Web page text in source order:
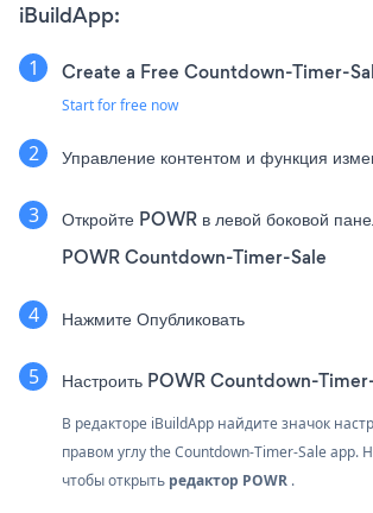
iBuildApp:
Create a Free Countdown-Timer-
Start for free now
Управление контентом и функция
Откройте POWR в левой боковой
POWR Countdown-Timer-Sale
Нажмите Опубликовать
Настроить POWR Countdown-
В редакторе iBuildApp найдите значок
правом углу the Countdown-Timer-Sale app.
чтобы открыть редактор POWR .